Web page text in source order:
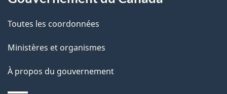
a
p
a
Toutes les coordonnées
Ministères et organismes
À propos du gouvernement